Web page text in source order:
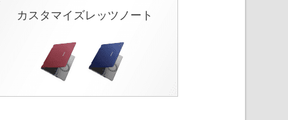
カスタマイズレッツノート